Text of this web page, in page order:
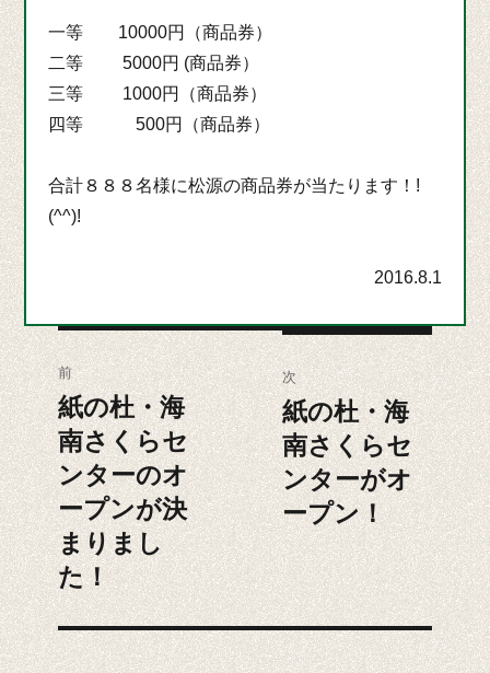
一等 10000円（商品券）
二等 5000円 (商品券）
三等 1000円（商品券）
四等 500円（商品券）
合計８８８名様に松源の商品券が当たります！!
(^^)!
2016.8.1
投
稿
ナ
ビ
ゲ
ー
シ
前
前
の
投
稿:
紙の杜・海
南さくらセ
ンターのオ
ープンが決
まりまし
た！
次
次
の
投
稿:
紙の杜・海
南さくらセ
ンターがオ
ープン！